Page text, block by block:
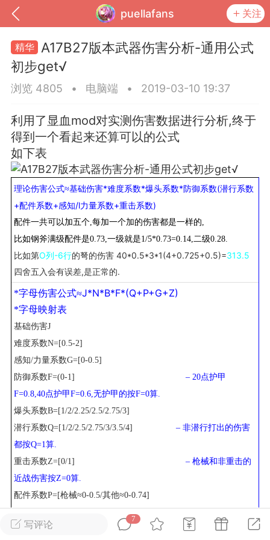
puellafans 关注
我的钱包 道具 排行榜
MOD下载 攻略教程 联机招募
大人
Lv.8
02-10 15:45
卖挂
禁止发布联机可用的作弊模组，
单机辅助引流私下售卖服务器外挂！
作弊模组的发布规范近期收到一些信息
作弊模组在联机服务器使用,为了维护游
环境，中文网特此发布以下声明，规范
模组的发布行为：1. *...
汉
72
大人
Lv.8
写评论
7
A17B27版本武器伤害分析-通用公式
初步get√
浏览 4805 • 电脑端 • 2019-03-10 19:37
利用了显血mod对实测伤害数据进行分析,终于
得到一个看起来还算可以的公式
如下表
理论伤害公式≈基础伤害*难度系数*爆头系数*防御系数(潜行系数
+配件系数+感知/l力量系数+重击系数)
配件一共可以加五个,每加一个加的伤害都是一样的,
比如钢斧满级配件是0.73,一级就是1/5*0.73=0.14,二级0.28.
比如第O列-6行的弩的伤害 40*0.5*3*1(4+0.725+0.5)=313.5
四舍五入会有误差,是正常的.
*字母伤害公式≈J*N*B*F*(Q+P+G+Z)
*字母映射表
基础伤害J
难度系数N=[0.5-2]
感知/力量系数G=[0-0.5]
防御系数F=(0-1]– 20点护甲
F=0.8,40点护甲F=0.6,无护甲的按F=0算.
爆头系数B=[1/2/2.25/2.5/2.75/3]
潜行系数Q=[1/2/2.5/2.75/3/3.5/4]– 非潜行打出的伤害
都按Q=1算.
重击系数Z=[0/1]– 枪械和非重击的
近战伤害按Z=0算.
配件系数P=[枪械≈0-0.5/其他≈0-0.74]
*难度,配件,感知/力量系数分段太多写不开,故用-表示一个范围区
间